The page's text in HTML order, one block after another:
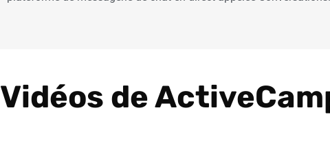
Vidéos de